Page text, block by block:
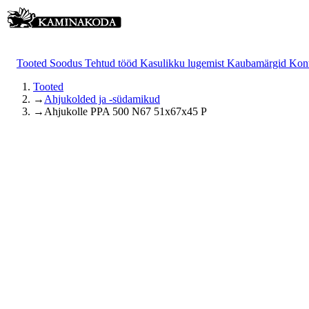
Tooted Soodus Tehtud tööd Kasulikku lugemist Kaubamärgid
Tooted
→ Ahjukolded ja -südamikud
→ Ahjukolle PPA 500 N67 51x67x45 P